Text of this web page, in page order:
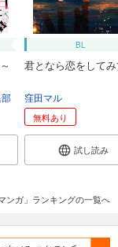
BL
君となら恋をして
窪田マル
無料あり
試し読み
ンガ」ランキングの一覧へ